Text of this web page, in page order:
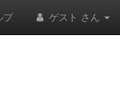
プ ゲスト さん